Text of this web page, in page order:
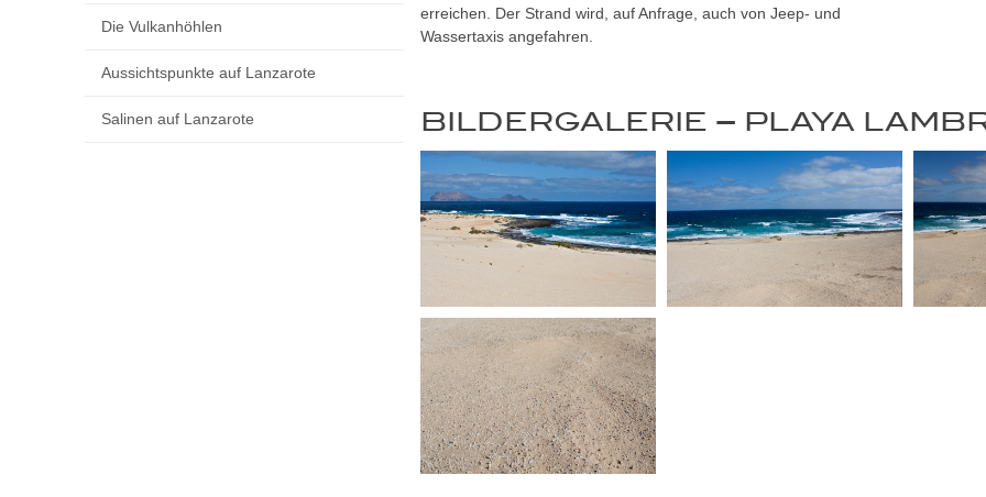
Die Vulkanhöhlen
Aussichtspunkte auf Lanzarote
Salinen auf Lanzarote
erreichen. Der Strand wird, auf Anfrage, auch von Jeep- und
Wassertaxis angefahren.
BILDERGALERIE – PLAYA